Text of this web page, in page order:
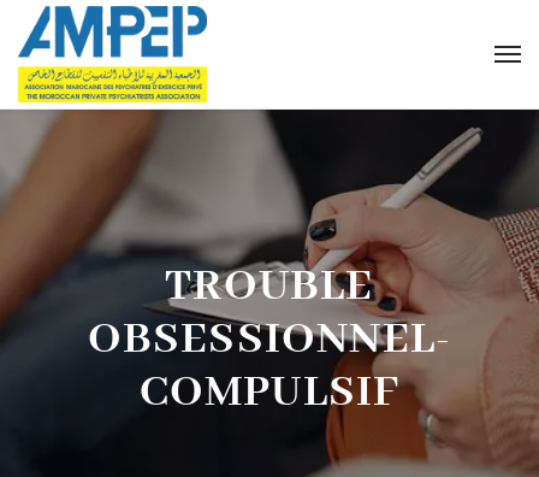
TROUBLE
OBSESSIONNEL-
COMPULSIF